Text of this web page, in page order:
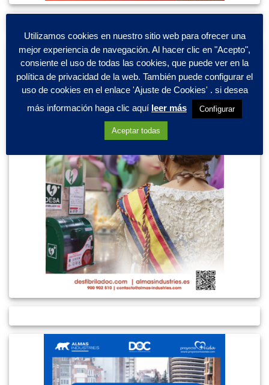
Utilizamos cookies en nuestro sitio web para ofrecer una
mejor experiencia de navegación. Al hacer clic en "Acepto",
consiente el uso de todas las cookies, que puede ver en la
política de privacidad de la web. También puede configurar el
uso de cookies en el enlace 'Ajuste de Cookies' . si desea
más información haga clic aquí leer más Configurar
Aceptar todas